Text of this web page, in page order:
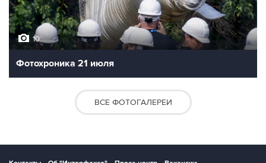
10
Фотохроника 21 июля
ВСЕ ФОТОГАЛЕРЕИ